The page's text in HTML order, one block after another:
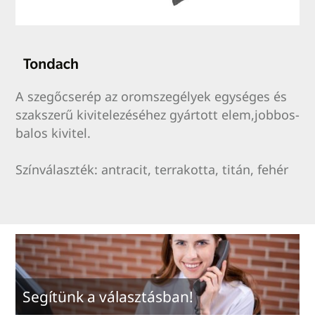
A szegőcserép az oromszegélyek egységes és
szakszerű kivitelezéséhez gyártott elem,jobbos-
balos kivitel.
Színválaszték: antracit, terrakotta, titán, fehér
Segítünk a választásban!